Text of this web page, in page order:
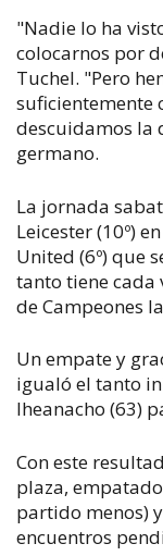
"Nadie lo ha
colocarnos por
Tuchel. "Pero
suficientemente
descuidamos la
germano.
La jornada
Leicester (10º)
United (6º) que
tanto tiene cada
de Campeones
Un empate y
igualó el tanto
Iheanacho (63)
Con este
plaza,
partido menos)
encuentros